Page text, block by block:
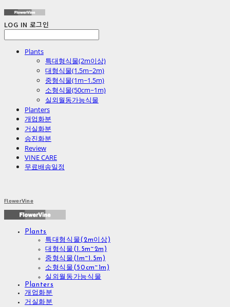
LOG IN 로그인
Plants
특대형식물(2m이상)
대형식물(1.5m~2m)
중형식물(1m~1.5m)
소형식물(50cm~1m)
실외월동가능식물
Planters
개업화분
거실화분
승진화분
Review
VINE CARE
무료배송일정
FlowerVine
Plants
특대형식물(2m이상)
대형식물(1.5m~2m)
중형식물(1m~1.5m)
소형식물(50cm~1m)
실외월동가능식물
Planters
개업화분
거실화분